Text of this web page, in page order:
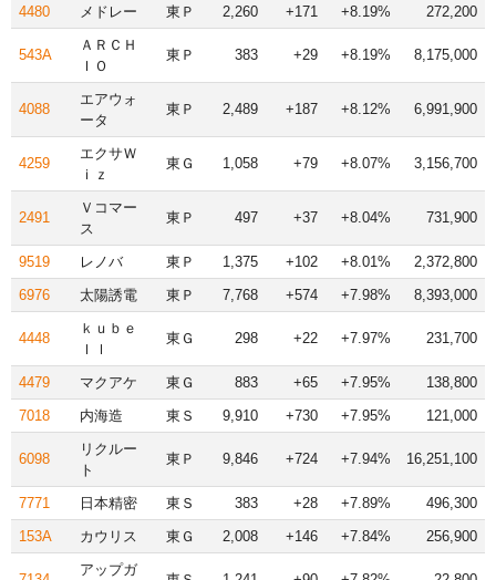
4480 メドレー 東Ｐ 2,260 +171 +8.19% 272,200
543A
ＡＲＣＨ
ＩＯ
東Ｐ 383 +29 +8.19% 8,175,000
4088
エアウォ
ータ
東Ｐ 2,489 +187 +8.12% 6,991,900
4259
エクサＷ
ｉｚ
東Ｇ 1,058 +79 +8.07% 3,156,700
2491
Ｖコマー
ス
東Ｐ 497 +37 +8.04% 731,900
9519 レノバ 東Ｐ 1,375 +102 +8.01%
2,372,800
6976
太陽誘電 東Ｐ 7,768 +574 +7.98% 8,393,000
4448
ｋｕｂｅ
ｌｌ
東Ｇ 298 +22 +7.97% 231,700
4479 マクアケ 東Ｇ 883 +65 +7.95%
138,800
7018
内海造 東Ｓ 9,910 +730 +7.95% 121,000
6098
リクルー
ト
東Ｐ 9,846 +724 +7.94% 16,251,100
7771 日本精密 東Ｓ 383 +28 +7.89%
496,300
153A
カウリス 東Ｇ 2,008 +146 +7.84% 256,900
アップガ